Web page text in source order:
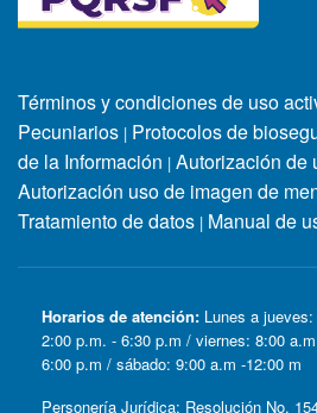
Términos y condiciones de uso
Pecuniarios | Protocolos de
de la Información | Autorización de
Autorización uso de imagen de
Tratamiento de datos | Manual de
Horarios de atención: Lunes a
2:00 p.m. - 6:30 p.m / viernes: 8:00
6:00 p.m / sábado: 9:00 a.m -12:00 m
Personería Jurídica: Resolución No.